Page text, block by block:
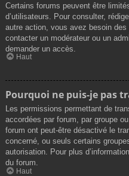
Certains forums peuvent être
d’utilisateurs. Pour consulter,
autre action, vous avez besoin
contacter un modérateur ou un
demander un accès.
Haut
Pourquoi ne puis-je pas
Les permissions permettant de
accordées par forum, par groupe
forum ont peut-être désactivé le
concerné, ou seuls certains
autorisation. Pour plus
du forum.
Haut